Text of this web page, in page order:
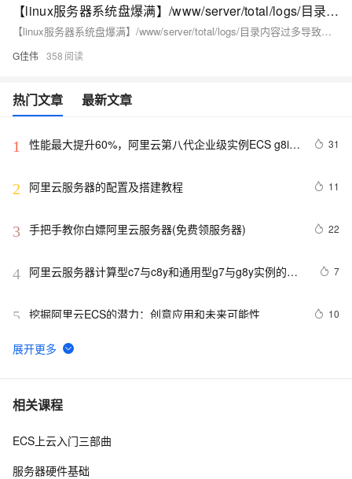
【linux服务器系统盘爆满】/www/server/total/logs/目录内容过多导致服务器系统盘爆满，/www/server/total/logs/ 里是什么内容？是否可以删除？
【linux服务器系统盘爆满】/www/server/total/logs/目录内容过多导致服务器系统盘爆满，/www/server/total/logs/ 里是什么内容？是否可以删除？
G佳伟 358
热门文章 最新文章
1
性能最大提升60%，阿里云第八代企业级实例ECS g8i正
31
2 阿里云服务器的配置及搭建教程 11
3 手把手教你白嫖阿里云服务器(免费领服务器) 22
4 阿里云服务器计算型c7与c8y和通用型g7与g8y实例的区
7
5 挖掘阿里云ECS的潜力：创意应用和未来可能性 10
6 阿里云2核4G配置服务器可选实例及收费价格参考
7 卖爆了！阿里云99元服务器新老用户同享，续费不涨
8 百度搜索：蓝易云 ，Linux Debian11服务器安装SSH，
相关课程
ECS上云入门三部曲
服务器硬件基础